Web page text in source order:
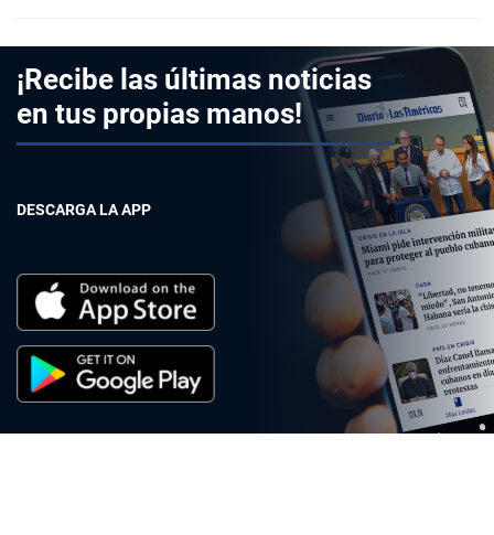
¡Recibe las últimas noticias
en tus propias manos!
DESCARGA LA APP